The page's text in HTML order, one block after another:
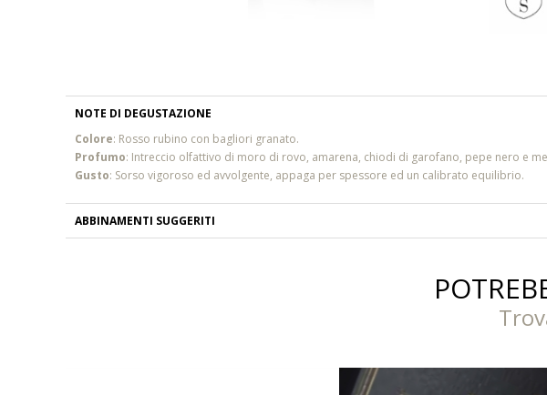
NOTE DI DEGUSTAZIONE
Colore: Rosso rubino con bagliori granato.
Profumo: Intreccio olfattivo di moro di rovo, amarena, chiodi di garofano, pepe nero e
Gusto: Sorso vigoroso ed avvolgente, appaga per spessore ed un calibrato equilibrio.
ABBINAMENTI SUGGERITI